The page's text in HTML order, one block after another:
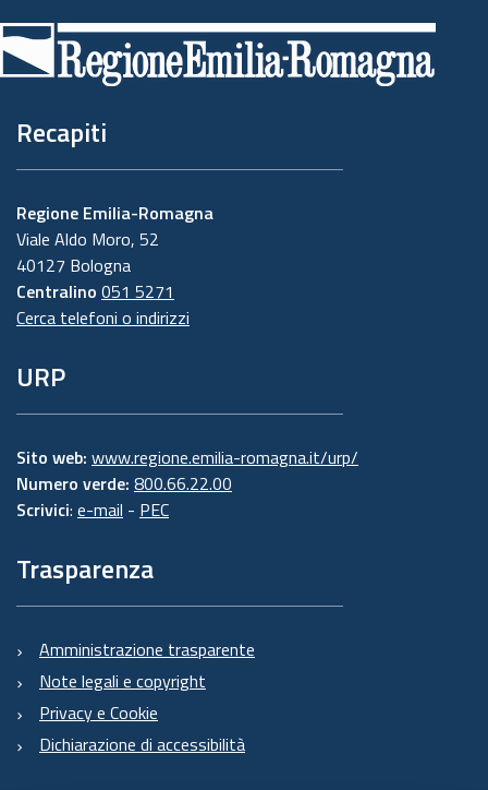
di
pagina
Recapiti
Regione Emilia-Romagna
Viale Aldo Moro, 52
40127 Bologna
Centralino 051 5271
Cerca telefoni o indirizzi
URP
Sito web: www.regione.emilia-romagna.it/urp/
Numero verde: 800.66.22.00
Scrivici: e-mail - PEC
Trasparenza
Amministrazione trasparente
Note legali e copyright
Privacy e Cookie
Dichiarazione di accessibilità